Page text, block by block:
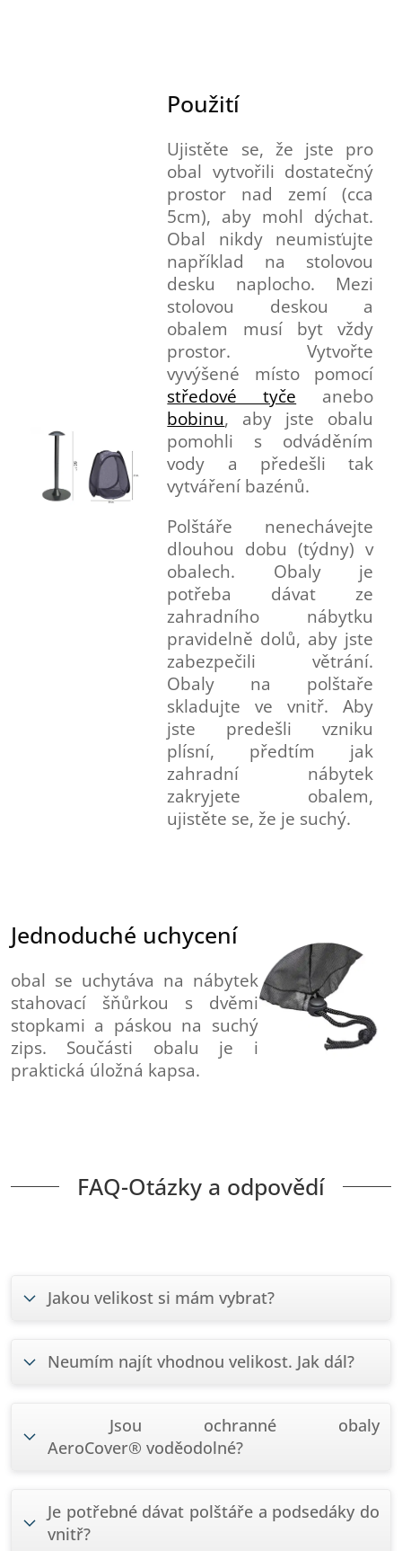
Použití
Ujistěte se, že jste pro
obal vytvořili dostatečný
prostor nad zemí (cca
5cm), aby mohl dýchat.
Obal nikdy neumisťujte
například na stolovou
desku naplocho. Mezi
stolovou deskou a
obalem musí byt vždy
prostor. Vytvořte
vyvýšené místo pomocí
středové tyče anebo
bobinu, aby jste obalu
pomohli s odváděním
vody a předešli tak
vytváření bazénů.
Polštáře nenechávejte
dlouhou dobu (týdny) v
obalech. Obaly je
potřeba dávat ze
zahradního nábytku
pravidelně dolů, aby jste
zabezpečili větrání.
Obaly na polštaře
skladujte ve vnitř. Aby
jste predešli vzniku
plísní, předtím jak
zahradní nábytek
zakryjete obalem,
ujistěte se, že je suchý.
Jednoduché uchycení
obal se uchytáva na nábytek
stahovací šňůrkou s dvěmi
stopkami a páskou na suchý
zips. Součásti obalu je i
praktická úložná kapsa.
FAQ-Otázky a odpovědí
Jakou velikost si mám vybrat?
Neumím najít vhodnou velikost. Jak dál?
Jsou ochranné obaly
AeroCover® voděodolné?
Je potřebné dávat polštáře a podsedáky do
vnitř?